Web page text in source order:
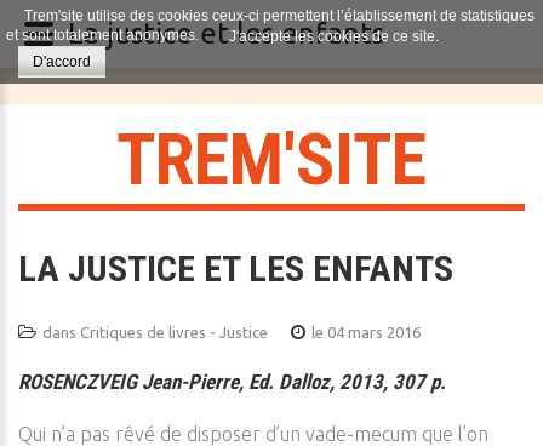
TREM'SITE
LA JUSTICE ET LES ENFANTS
dans Critiques de livres - Justice le 04 mars 2016
ROSENCZVEIG Jean-Pierre, Ed. Dalloz, 2013, 307 p.
Qui n’a pas rêvé de disposer d’un vade-mecum que l’on
Trem'site utilise des cookies ceux-ci permettent l’établissement de statistiques
et sont totalement anonymes.
J'accepte les cookies de ce site.
D'accord
La justice et les enfants